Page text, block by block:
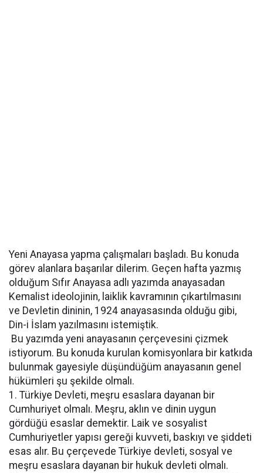
Yeni Anayasa yapma çalışmaları başladı. Bu konuda
görev alanlara başarılar dilerim. Geçen hafta yazmış
olduğum Sıfır Anayasa adlı yazımda anayasadan
Kemalist ideolojinin, laiklik kavramının çıkartılmasını
ve Devletin dininin, 1924 anayasasında olduğu gibi,
Din-i İslam yazılmasını istemiştik.
Bu yazımda yeni anayasanın çerçevesini çizmek
istiyorum. Bu konuda kurulan komisyonlara bir katkıda
bulunmak gayesiyle düşündüğüm anayasanın genel
hükümleri şu şekilde olmalı.
1. Türkiye Devleti, meşru esaslara dayanan bir
Cumhuriyet olmalı. Meşru, aklın ve dinin uygun
gördüğü esaslar demektir. Laik ve sosyalist
Cumhuriyetler yapısı gereği kuvveti, baskıyı ve şiddeti
esas alır. Bu çerçevede Türkiye devleti, sosyal ve
meşru esaslara dayanan bir hukuk devleti olmalı.